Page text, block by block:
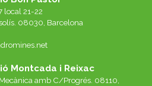
local 21-22
08030, Barcelona
Montcada i Reixac
amb C/Progrés. 08110,